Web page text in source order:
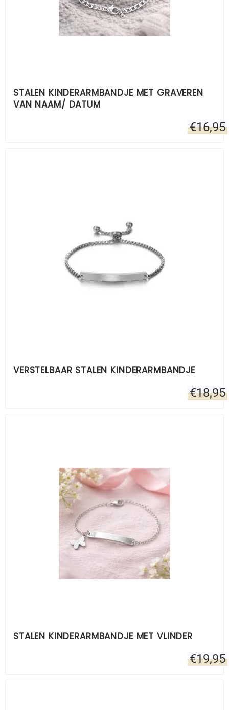
STALEN KINDERARMBANDJE MET GRAVEREN
VAN NAAM/ DATUM
€16,95
VERSTELBAAR STALEN KINDERARMBANDJE
€18,95
STALEN KINDERARMBANDJE MET VLINDER
€19,95